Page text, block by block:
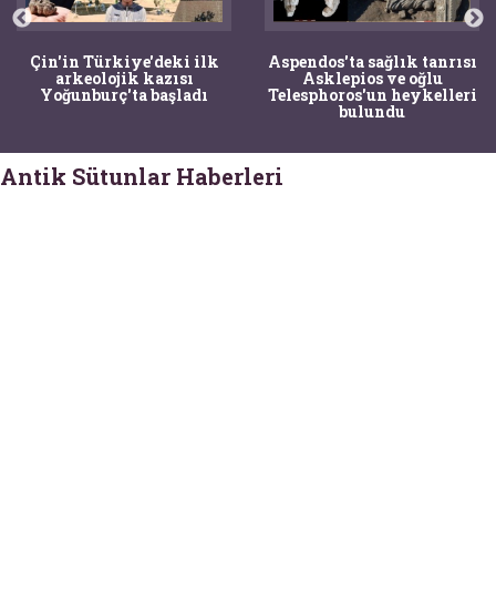
Çin'in Türkiye'deki ilk
arkeolojik kazısı
Yoğunburç'ta başladı
Aspendos'ta sağlık tanrısı
Asklepios ve oğlu
Telesphoros'un heykelleri
bulundu
Antik Sütunlar Haberleri